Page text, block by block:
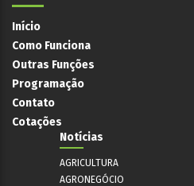
Início
Como Funciona
Outras Funções
Programação
Contato
Cotações
Notícias
AGRICULTURA
AGRONEGÓCIO